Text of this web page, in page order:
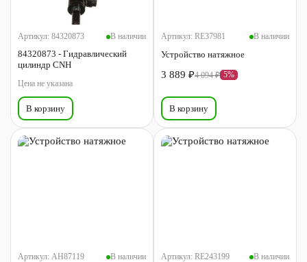
Артикул: 84320873 В наличии
84320873 - Гидравлический
цилиндр CNH
Цена не указана
В корзину
Артикул: RE37981 В наличии
Устройство натяжное
3 889 ₽4 094 ₽ 5%
В корзину
Артикул: AH87119 В наличии Артикул: RE243199 В наличии